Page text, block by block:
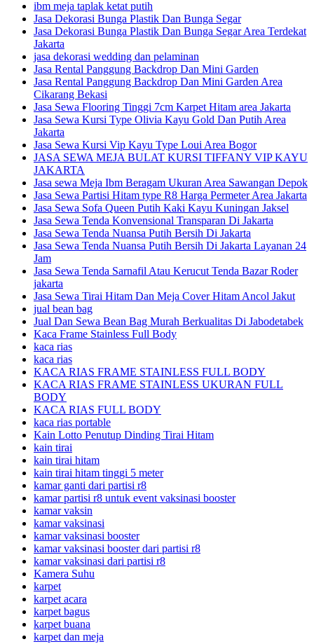
ibm meja taplak ketat putih
Jasa Dekorasi Bunga Plastik Dan Bunga Segar
Jasa Dekorasi Bunga Plastik Dan Bunga Segar Area Terdekat
Jakarta
jasa dekorasi wedding dan pelaminan
Jasa Rental Panggung Backdrop Dan Mini Garden
Jasa Rental Panggung Backdrop Dan Mini Garden Area
Cikarang Bekasi
Jasa Sewa Flooring Tinggi 7cm Karpet Hitam area Jakarta
Jasa Sewa Kursi Type Olivia Kayu Gold Dan Putih Area
Jakarta
Jasa Sewa Kursi Vip Kayu Type Loui Area Bogor
JASA SEWA MEJA BULAT KURSI TIFFANY VIP KAYU
JAKARTA
Jasa sewa Meja Ibm Beragam Ukuran Area Sawangan Depok
Jasa Sewa Partisi Hitam type R8 Harga Permeter Area Jakarta
Jasa Sewa Sofa Queen Putih Kaki Kayu Kuningan Jaksel
Jasa Sewa Tenda Konvensional Transparan Di Jakarta
Jasa Sewa Tenda Nuansa Putih Bersih Di Jakarta
Jasa Sewa Tenda Nuansa Putih Bersih Di Jakarta Layanan 24
Jam
Jasa Sewa Tenda Sarnafil Atau Kerucut Tenda Bazar Roder
jakarta
Jasa Sewa Tirai Hitam Dan Meja Cover Hitam Ancol Jakut
jual bean bag
Jual Dan Sewa Bean Bag Murah Berkualitas Di Jabodetabek
Kaca Frame Stainless Full Body
kaca rias
kaca rias
KACA RIAS FRAME STAINLESS FULL BODY
KACA RIAS FRAME STAINLESS UKURAN FULL
BODY
KACA RIAS FULL BODY
kaca rias portable
Kain Lotto Penutup Dinding Tirai Hitam
kain tirai
kain tirai hitam
kain tirai hitam tinggi 5 meter
kamar ganti dari partisi r8
kamar partisi r8 untuk event vaksinasi booster
kamar vaksin
kamar vaksinasi
kamar vaksinasi booster
kamar vaksinasi booster dari partisi r8
kamar vaksinasi dari partisi r8
Kamera Suhu
karpet
karpet acara
karpet bagus
karpet buana
karpet dan meja